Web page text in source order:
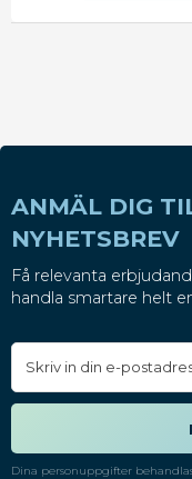
ANMÄL DIG
NYHETSBREV
Få relevanta
handla smartare helt
Dina personuppgifter